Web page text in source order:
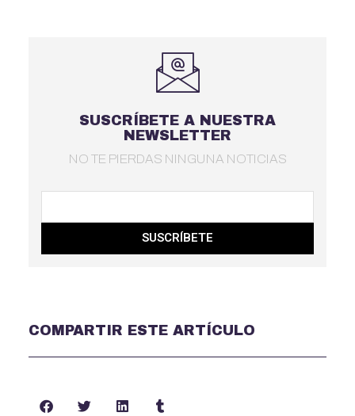
SUSCRÍBETE A NUESTRA
NEWSLETTER
NO TE PIERDAS NINGUNA NOTICIAS
SUSCRÍBETE
COMPARTIR ESTE ARTÍCULO